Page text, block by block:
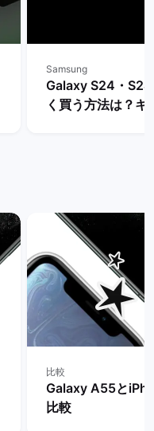
Samsung
Galaxy S24・
く買う方法は？キ
比較
Galaxy A55と
比較